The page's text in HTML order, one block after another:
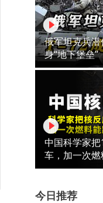
俄军坦克兵
身“地下堡垒”
中国科学家
车，加一次
今日推荐